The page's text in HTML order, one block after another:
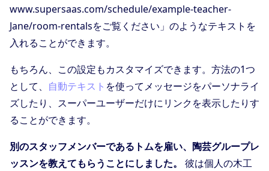
www.supersaas.com/schedule/example-teacher-
Jane/room-rentalsをご覧ください」のようなテキストを
入れることができます。
もちろん、この設定もカスタマイズできます。方法の1つ
として、 自動テキスト を使ってメッセージをパーソナライ
ズしたり、スーパーユーザーだけにリンクを表示したりす
ることができます。
別のスタッフメンバーであるトムを雇い、陶芸グループレ
ッスンを教えてもらうことにしました。
彼は個人の木工